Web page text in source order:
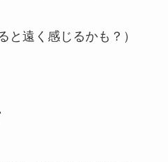
と遠く感じるかも？）